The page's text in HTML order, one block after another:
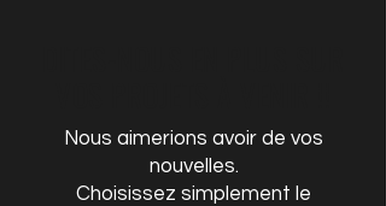
Nous aimerions avoir de vos
nouvelles.
Choisissez simplement le